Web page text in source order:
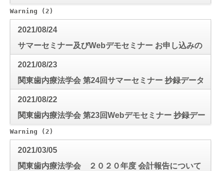
Warning (2)
2021/08/24
サマーセミナー及びWebデモセミナー お申し込みの
皆様
2021/08/23
関東歯内療法学会 第24回サマーセミナー 抄録データ
2021/08/22
関東歯内療法学会 第23回Webデモセミナー 抄録デー
タ
Warning (2)
2021/03/05
関東歯内療法学会 ２０２０年度 会計報告について